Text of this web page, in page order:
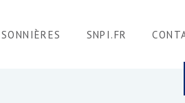
SNPI.FR